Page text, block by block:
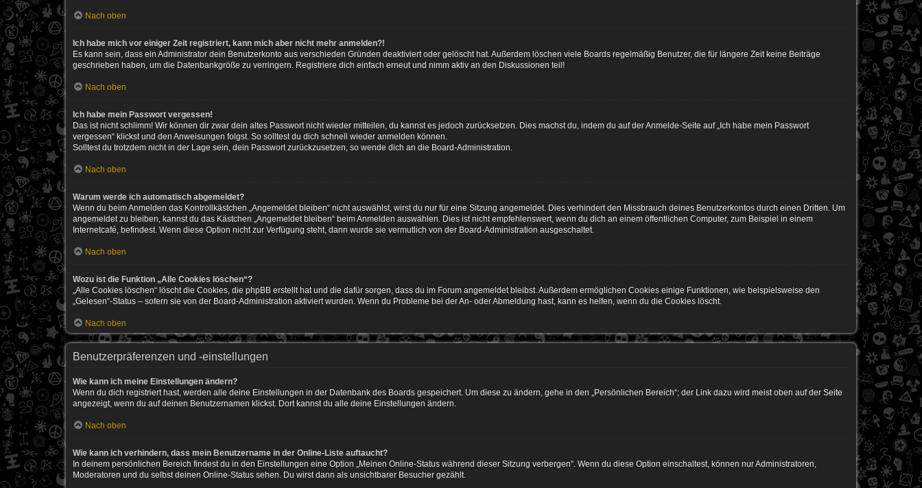
Nach oben
Ich habe mich vor einiger Zeit registriert, kann mich aber nicht mehr anmelden?!
Es kann sein, dass ein Administrator dein Benutzerkonto aus verschieden Gründen deaktiviert oder gelöscht hat. Außerdem löschen viele Boards regelmäßig Benutzer, die für längere Zeit keine Beiträge
geschrieben haben, um die Datenbankgröße zu verringern. Registriere dich einfach erneut und nimm aktiv an den Diskussionen teil!
Nach oben
Ich habe mein Passwort vergessen!
Das ist nicht schlimm! Wir können dir zwar dein altes Passwort nicht wieder mitteilen, du kannst es jedoch zurücksetzen. Dies machst du, indem du auf der Anmelde-Seite auf „Ich habe mein Passwort
vergessen“ klickst und den Anweisungen folgst. So solltest du dich schnell wieder anmelden können.
Solltest du trotzdem nicht in der Lage sein, dein Passwort zurückzusetzen, so wende dich an die Board-Administration.
Nach oben
Warum werde ich automatisch abgemeldet?
Wenn du beim Anmelden das Kontrollkästchen „Angemeldet bleiben“ nicht auswählst, wirst du nur für eine Sitzung angemeldet. Dies verhindert den Missbrauch deines Benutzerkontos durch einen Dritten. Um
angemeldet zu bleiben, kannst du das Kästchen „Angemeldet bleiben“ beim Anmelden auswählen. Dies ist nicht empfehlenswert, wenn du dich an einem öffentlichen Computer, zum Beispiel in einem
Internetcafé, befindest. Wenn diese Option nicht zur Verfügung steht, dann wurde sie vermutlich von der Board-Administration ausgeschaltet.
Nach oben
Wozu ist die Funktion „Alle Cookies löschen“?
„Alle Cookies löschen“ löscht die Cookies, die phpBB erstellt hat und die dafür sorgen, dass du im Forum angemeldet bleibst. Außerdem ermöglichen Cookies einige Funktionen, wie beispielsweise den
„Gelesen“-Status – sofern sie von der Board-Administration aktiviert wurden. Wenn du Probleme bei der An- oder Abmeldung hast, kann es helfen, wenn du die Cookies löscht.
Nach oben
Benutzerpräferenzen und -einstellungen
Wie kann ich meine Einstellungen ändern?
Wenn du dich registriert hast, werden alle deine Einstellungen in der Datenbank des Boards gespeichert. Um diese zu ändern, gehe in den „Persönlichen Bereich“; der Link dazu wird meist oben auf der Seite
angezeigt, wenn du auf deinen Benutzernamen klickst. Dort kannst du alle deine Einstellungen ändern.
Nach oben
Wie kann ich verhindern, dass mein Benutzername in der Online-Liste auftaucht?
In deinem persönlichen Bereich findest du in den Einstellungen eine Option „Meinen Online-Status während dieser Sitzung verbergen“. Wenn du diese Option einschaltest, können nur Administratoren,
Moderatoren und du selbst deinen Online-Status sehen. Du wirst dann als unsichtbarer Besucher gezählt.